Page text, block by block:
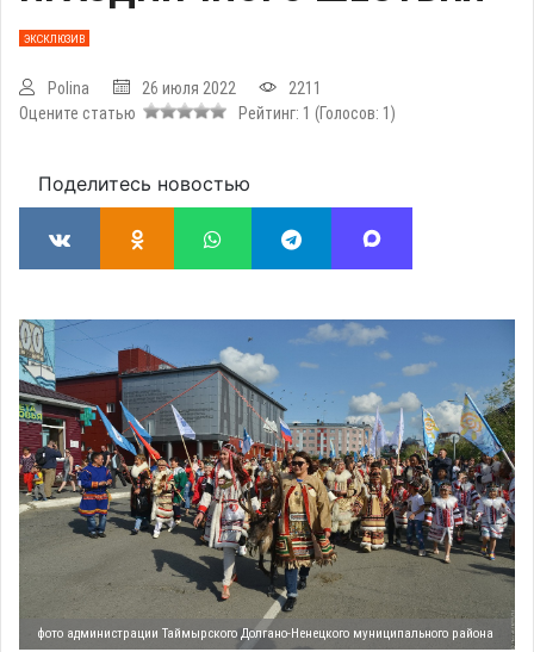
ЭКСКЛЮЗИВ
Polina 26 июля 2022
2211
Оцените статью
Рейтинг: 1 (Голосов: 1 )
Поделитесь новостью
фото администрации Таймырского Долгано-Ненецкого муниципального района